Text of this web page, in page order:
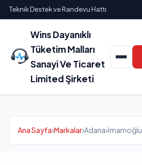
Teknik Destek ve Randevu Hattı
Wins Dayanıklı
Tüketim Malları
Sanayi Ve Ticaret
Limited Şirketi
Ana Sayfa›Markalar›Adana›İmamoğlu